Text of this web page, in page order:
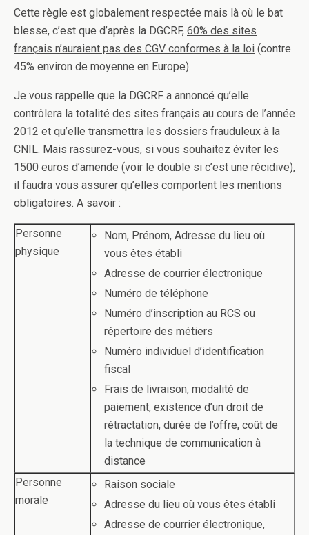
Cette règle est globalement respectée mais là où le bat
blesse, c’est que d’après la DGCRF, 60% des sites
français n’auraient pas des CGV conformes à la loi (contre
45% environ de moyenne en Europe).
Je vous rappelle que la DGCRF a annoncé qu’elle
contrôlera la totalité des sites français au cours de l’année
2012 et qu’elle transmettra les dossiers frauduleux à la
CNIL. Mais rassurez-vous, si vous souhaitez éviter les
1500 euros d’amende (voir le double si c’est une récidive),
il faudra vous assurer qu’elles comportent les mentions
obligatoires. A savoir :
Personne
physique
Nom, Prénom, Adresse du lieu où
vous êtes établi
Adresse de courrier électronique
Numéro de téléphone
Numéro d’inscription au RCS ou
répertoire des métiers
Numéro individuel d’identification
fiscal
Frais de livraison, modalité de
paiement, existence d’un droit de
rétractation, durée de l’offre, coût de
la technique de communication à
distance
Personne
morale
Raison sociale
Adresse du lieu où vous êtes établi
Adresse de courrier électronique,